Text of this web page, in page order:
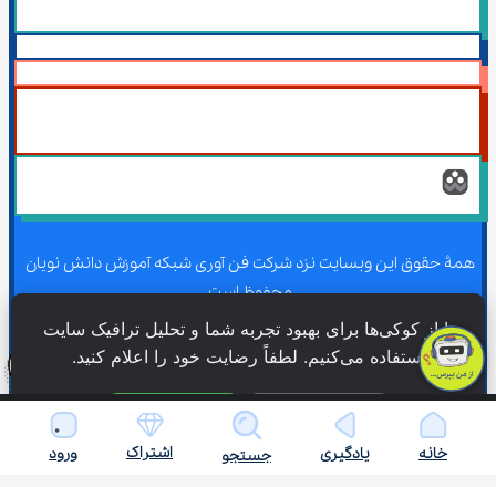
همۀ حقوق این وبسایت نزد شرکت فن آوری شبکه آموزش دانش نویان
محفوظ است.
همۀ حقوق این وبسایت نزد شرکت فن آوری شبکه آموزش دانش نویان
محفوظ است.
خانه یادگیری جستجو اشتراک ورود
ما از کوکی‌ها برای بهبود تجربه شما و تحلیل ترافیک سایت
استفاده می‌کنیم. لطفاً رضایت خود را اعلام کنید.
فقط ضروری پذیرش همه